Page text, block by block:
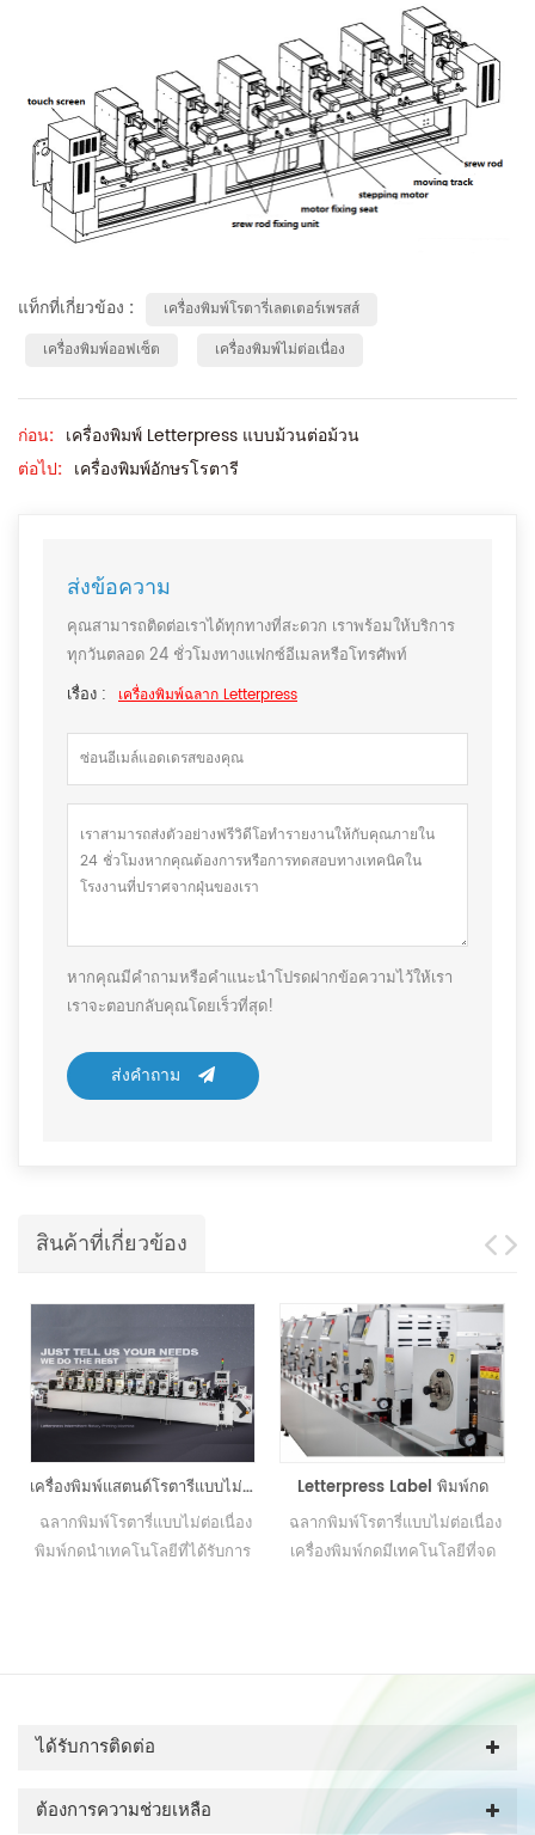
แท็กที่เกี่ยวข้อง :
เครื่องพิมพ์โรตารี่เลตเตอร์เพรสส์
เครื่องพิมพ์ออฟเซ็ต
เครื่องพิมพ์ไม่ต่อเนื่อง
ก่อน: เครื่องพิมพ์ Letterpress แบบม้วนต่อม้วน
ต่อไป: เครื่องพิมพ์อักษรโรตารี
ส่งข้อความ
คุณสามารถติดต่อเราได้ทุกทางที่สะดวก เราพร้อมให้บริการ
ทุกวันตลอด 24 ชั่วโมงทางแฟกซ์อีเมลหรือโทรศัพท์
เรื่อง : เครื่องพิมพ์ฉลาก Letterpress
หากคุณมีคำถามหรือคำแนะนำโปรดฝากข้อความไว้ให้เรา
เราจะตอบกลับคุณโดยเร็วที่สุด!
ส่งคำถาม
สินค้าที่เกี่ยวข้อง
เครื่องพิมพ์แสตนด์โรตารีแบบไม่ต่อเนื่อง
ฉลากพิมพ์โรตารี่แบบไม่ต่อเนื่อง
พิมพ์กดนำเทคโนโลยีที่ได้รับการ
Letterpress Label พิมพ์กด
ฉลากพิมพ์โรตารี่แบบไม่ต่อเนื่อง
เครื่องพิมพ์กดมีเทคโนโลยีที่จด
ได้รับการติดต่อ
ต้องการความช่วยเหลือ